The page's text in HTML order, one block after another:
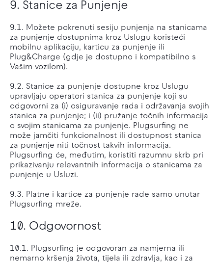
9. Stanice za Punjenje
9.1. Možete pokrenuti sesiju punjenja na stanicama
za punjenje dostupnima kroz Uslugu koristeći
mobilnu aplikaciju, karticu za punjenje ili
Plug&Charge (gdje je dostupno i kompatibilno s
Vašim vozilom).
9.2. Stanice za punjenje dostupne kroz Uslugu
upravljaju operatori stanica za punjenje koji su
odgovorni za (i) osiguravanje rada i održavanja svojih
stanica za punjenje; i (ii) pružanje točnih informacija
o svojim stanicama za punjenje. Plugsurfing ne
može jamčiti funkcionalnost ili dostupnost stanica
za punjenje niti točnost takvih informacija.
Plugsurfing će, međutim, koristiti razumnu skrb pri
prikazivanju relevantnih informacija o stanicama za
punjenje u Usluzi.
9.3. Platne i kartice za punjenje rade samo unutar
Plugsurfing mreže.
10. Odgovornost
10.1. Plugsurfing je odgovoran za namjerna ili
nemarno kršenja života, tijela ili zdravlja, kao i za